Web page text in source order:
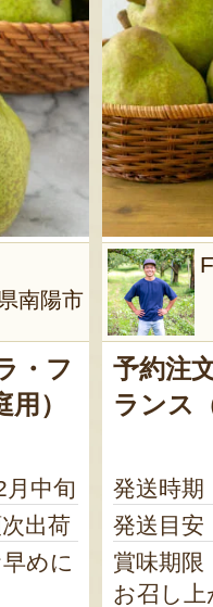
南陽市
・フ
）
中旬
出荷
めに
予約注
ランス
発送時期
発送目安
賞味期限
お召し